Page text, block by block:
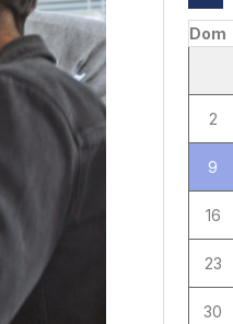
Dom
2
9
16
23
30